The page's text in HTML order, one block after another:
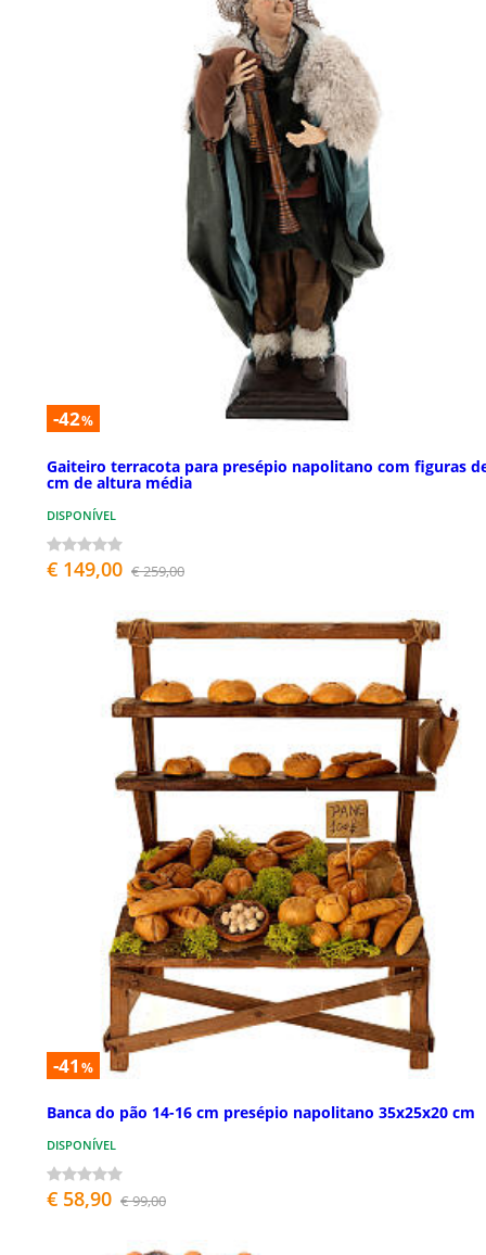
-42%
Gaiteiro terracota para presépio napolitano com figuras
cm de altura média
DISPONÍVEL
€ 149,00 € 259,00
-41 %
Banca do pão 14-16 cm presépio napolitano 35x25x20 cm
DISPONÍVEL
€ 58,90 € 99,00